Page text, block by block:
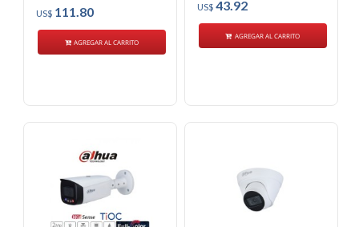
US$ 111.80
AGREGAR AL CARRITO
US$43.92
AGREGAR AL CARRITO